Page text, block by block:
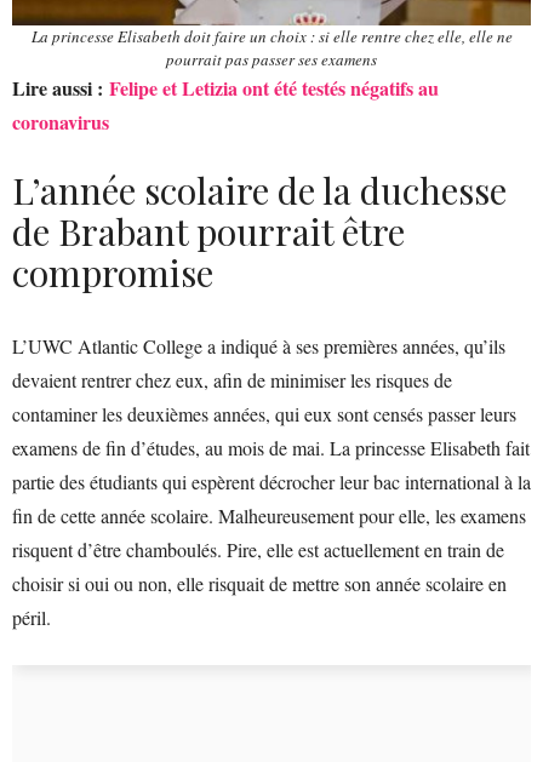
La princesse Elisabeth doit faire un choix : si elle rentre chez elle, elle ne
pourrait pas passer ses examens
Lire aussi : Felipe et Letizia ont été testés négatifs au
coronavirus
L’année scolaire de la duchesse
de Brabant pourrait être
compromise
L’UWC Atlantic College a indiqué à ses premières années, qu’ils
devaient rentrer chez eux, afin de minimiser les risques de
contaminer les deuxièmes années, qui eux sont censés passer leurs
examens de fin d’études, au mois de mai. La princesse Elisabeth fait
partie des étudiants qui espèrent décrocher leur bac international à la
fin de cette année scolaire. Malheureusement pour elle, les examens
risquent d’être chamboulés. Pire, elle est actuellement en train de
choisir si oui ou non, elle risquait de mettre son année scolaire en
péril.